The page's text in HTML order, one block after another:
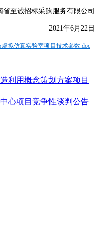
省至诚招标采购服务有限公司
2021年6月 22 日
拟仿真实验室项目技术参数.doc
利用概念策划方案项目
心项目竞争性谈判公告